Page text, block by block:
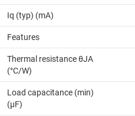
Iq (typ) (mA)
Features
Thermal resistance θJA
(°C/W)
Load capacitance (min)
(µF)